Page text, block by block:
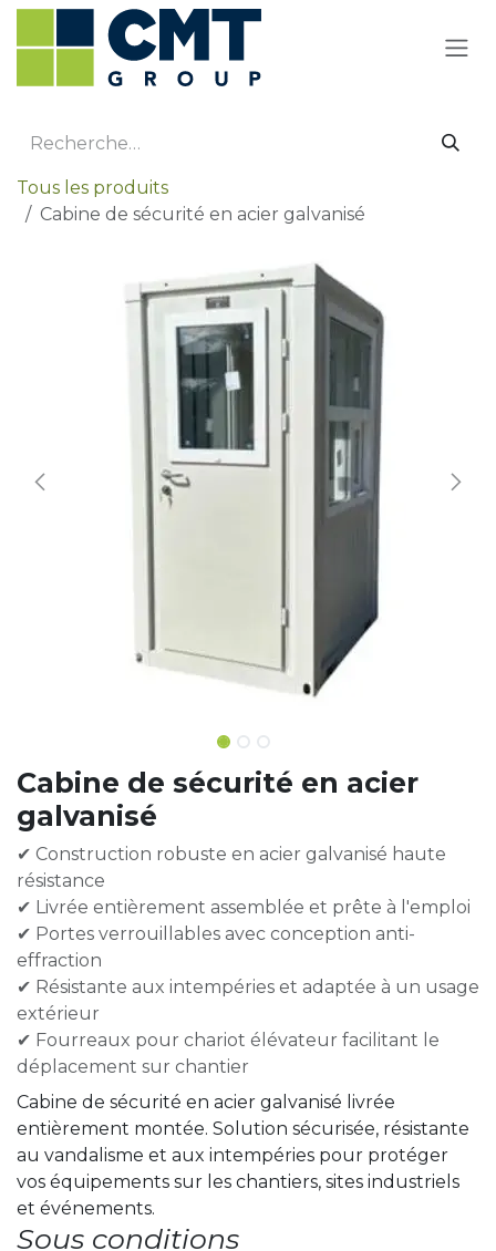
Se rendre au contenu
Tous les produits
Cabine de sécurité en acier galvanisé
Cabine de sécurité en acier
galvanisé
✔ Construction robuste en acier galvanisé haute
résistance
✔ Livrée entièrement assemblée et prête à l'emploi
✔ Portes verrouillables avec conception anti-
effraction
✔ Résistante aux intempéries et adaptée à un usage
extérieur
✔ Fourreaux pour chariot élévateur facilitant le
déplacement sur chantier
Cabine de sécurité en acier galvanisé livrée
entièrement montée. Solution sécurisée, résistante
au vandalisme et aux intempéries pour protéger
vos équipements sur les chantiers, sites industriels
et événements.
Sous conditions